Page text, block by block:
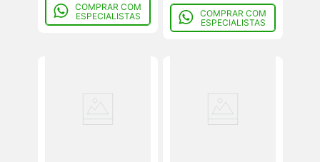
COMPRAR COM
ESPECIALISTAS
COMPRAR COM
ESPECIALISTAS